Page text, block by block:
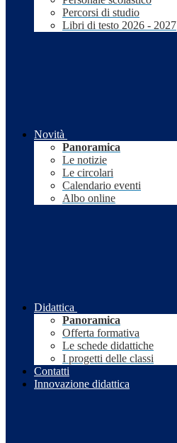
Percorsi di studio
Libri di testo 2026 - 2027
Novità
Panoramica
Le notizie
Le circolari
Calendario eventi
Albo online
Didattica
Panoramica
Offerta formativa
Le schede didattiche
I progetti delle classi
Contatti
Innovazione didattica